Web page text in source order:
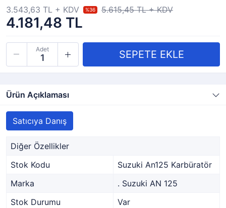
4.181,48 TL
3.543,63 TL + KDV %36 5.615,45 TL + KDV
Adet
Ürün Açıklaması
Satıcıya Danış
Diğer Özellikler
Stok Kodu
Suzuki An125 Karbüratör
Marka
. Suzuki AN 125
Stok Durumu
Var